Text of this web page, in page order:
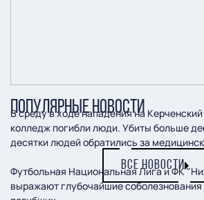
В среду в ходе нападения на
колледж погибли люди. Убиты больше
десятки людей обратились за
Футбольная Национальная Лига и ФК
выражают глубочайшие
ПОПУЛЯРНЫЕ НОВОСТИ
ВСЕ НОВОСТИ